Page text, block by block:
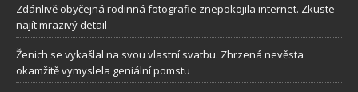
Zdánlivě obyčejná rodinná fotografie znepokojila internet. Zkuste
najít mrazivý detail
Ženich se vykašlal na svou vlastní svatbu. Zhrzená nevěsta
okamžitě vymyslela geniální pomstu